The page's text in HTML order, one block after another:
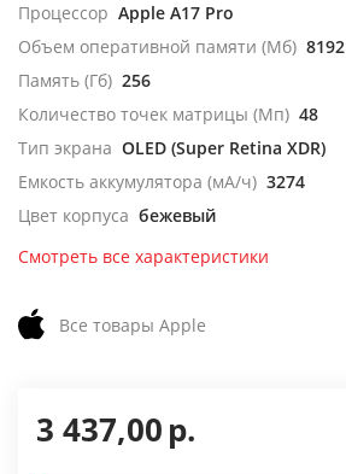
Процессор Apple A17 Pro
Объем оперативной памяти (Мб) 8192
Память (Гб) 256
Количество точек матрицы (Мп) 48
Тип экрана OLED (Super Retina XDR)
Емкость аккумулятора (мА/ч) 3274
Цвет корпуса бежевый
Смотреть все характеристики
Все товары Apple
3 437,00р.